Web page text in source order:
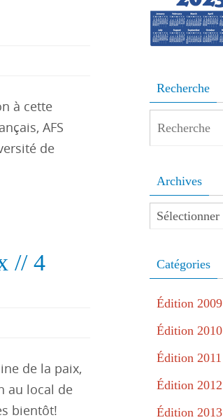
à cette
AFS
de
// 4
de la paix,
au local de
bientôt!
Recherche
Archives
Archives
Catégories
Édition 2009
Édition 2010
Édition 2011
Édition 2012
Édition 2013